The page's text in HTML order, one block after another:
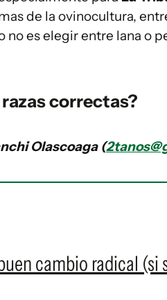
de la ovinocultura,
no es elegir entre lana o
correctas?
Olascoaga (
cambio radical